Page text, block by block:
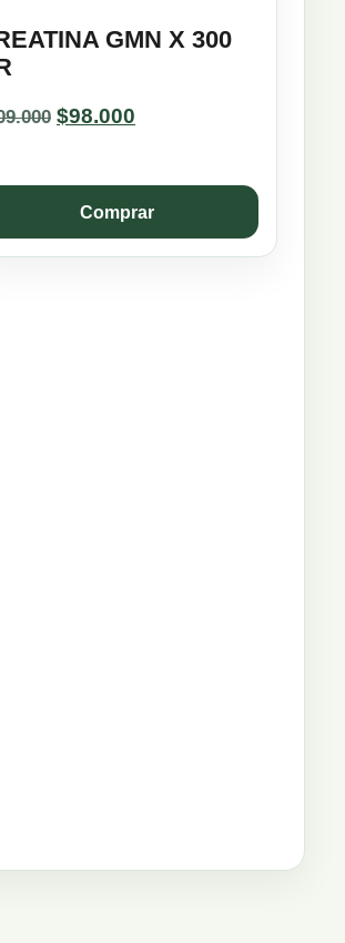
GMN X 300
Original
$109.000.
$98.000
$98.000.
Comprar